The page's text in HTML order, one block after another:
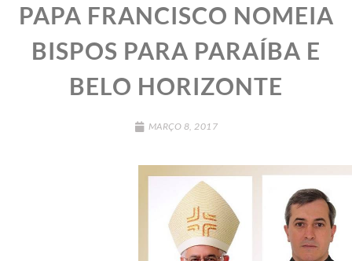
PAPA FRANCISCO NOMEIA
BISPOS PARA PARAÍBA E
BELO HORIZONTE
MARÇO 8, 2017